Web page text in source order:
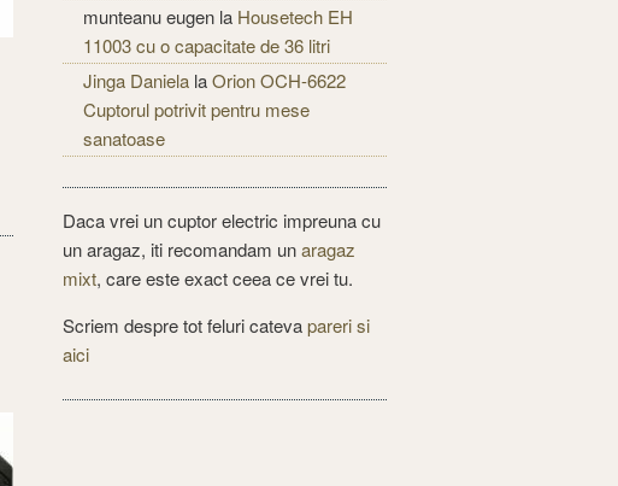
munteanu eugen la Housetech EH
11003 cu o capacitate de 36 litri
Jinga Daniela laOrion OCH-6622
Cuptorul potrivit pentru mese
sanatoase
Daca vrei un cuptor electric impreuna cu
un aragaz, iti recomandam unaragaz
mixt, care este exact ceea ce vrei tu.
Scriem despre tot feluri catevapareri si
aici